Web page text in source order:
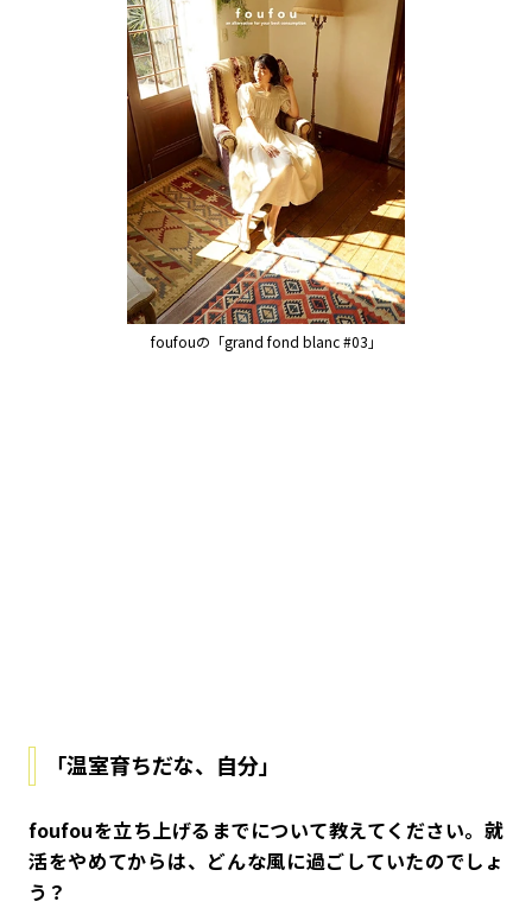
foufouの「grand fond blanc #03」
「温室育ちだな、自分」
――foufouを立ち上げるまでについて教えてください。就
活をやめてからは、どんな風に過ごしていたのでしょ
う？